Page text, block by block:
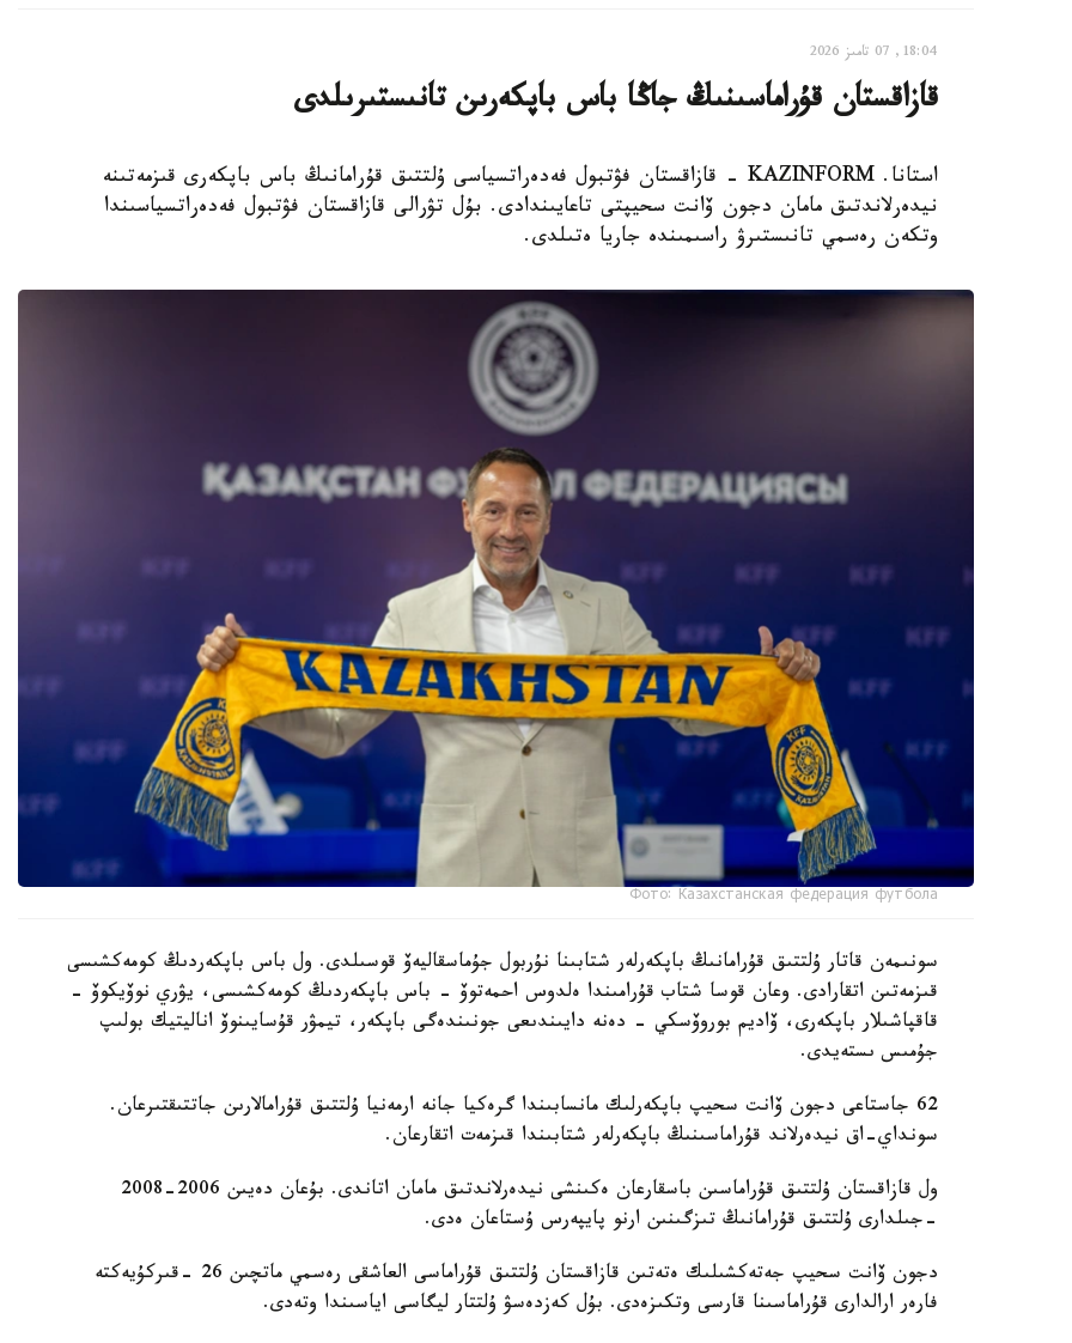
18:04, 07 تامىز 2026
قازاقستان قۇراماسىنىڭ جاڭا باس باپكەرىن تانىستىرىلدى
استانا. KAZINFORM - قازاقستان فۋتبول فەدەراتسياسى ۇلتتىق قۇرامانىڭ باس باپكەرى قىزمەتىنە
نيدەرلاندتىق مامان دجون ۆانت سحيپتى تاعايىندادى. بۇل تۋرالى قازاقستان فۋتبول فەدەراتسياسىندا
وتكەن رەسمي تانىستىرۋ راسىمىندە جاريا ەتىلدى.
Фото: Казахстанская федерация футбола
سونىمەن قاتار ۇلتتىق قۇرامانىڭ باپكەرلەر شتابىنا نۇربول جۇماسقاليەۆ قوسىلدى. ول باس باپكەردىڭ كومەكشىسى
قىزمەتىن اتقارادى. وعان قوسا شتاب قۇرامىندا ەلدوس احمەتوۆ - باس باپكەردىڭ كومەكشىسى، يۋري نوۆيكوۆ -
قاقپاشىلار باپكەرى، ۆاديم بوروۆسكي - دەنە دايىندىعى جونىندەگى باپكەر، تيمۋر قۇسايىنوۆ اناليتيك بولىپ
جۇمىس ىستەيدى.
62 جاستاعى دجون ۆانت سحيپ باپكەرلىك مانسابىندا گرەكيا جانە ارمەنيا ۇلتتىق قۇرامالارىن جاتتىقتىرعان.
سونداي-اق نيدەرلاند قۇراماسىنىڭ باپكەرلەر شتابىندا قىزمەت اتقارعان.
ول قازاقستان ۇلتتىق قۇراماسىن باسقارعان ەكىنشى نيدەرلاندتىق مامان اتاندى. بۇعان دەيىن 2006-2008
-جىلدارى ۇلتتىق قۇرامانىڭ تىزگىنىن ارنو پايپەرس ۇستاعان ەدى.
دجون ۆانت سحيپ جەتەكشىلىك ەتەتىن قازاقستان ۇلتتىق قۇراماسى العاشقى رەسمي ماتچىن 26 -قىركۇيەكتە
فارەر ارالدارى قۇراماسىنا قارسى وتكىزەدى. بۇل كەزدەسۋ ۇلتتار ليگاسى اياسىندا وتەدى.